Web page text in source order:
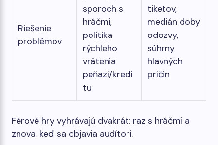
Riešenie
problémov
sporoch s
hráčmi,
politika
rýchleho
vrátenia
peňazí/kredi
tu
tiketov,
medián doby
odozvy,
súhrny
hlavných
príčin
Férové ​​hry vyhrávajú dvakrát: raz s hráčmi a
znova, keď sa objavia audítori.